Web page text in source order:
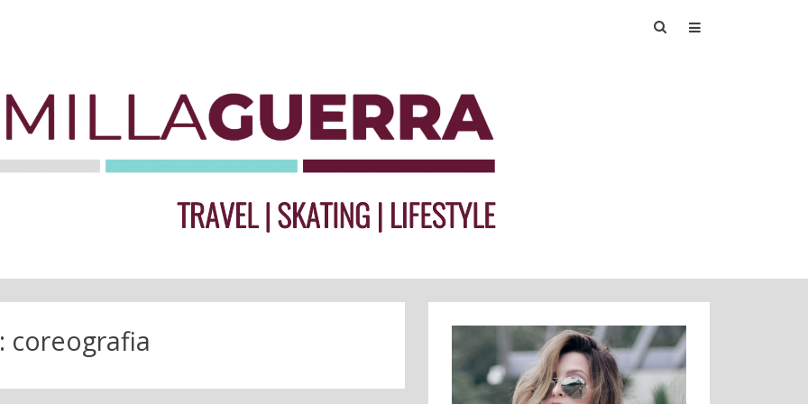
coreografia